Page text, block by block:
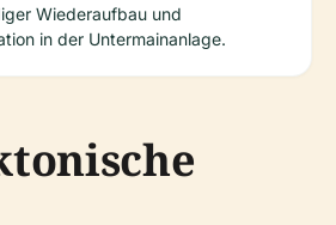
Wiederaufbau und
in der Untermainanlage.